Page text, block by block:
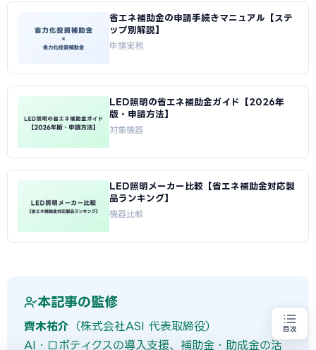
省エネ補助金の申請手続きマニュアル【ステ
ップ別解説】
申請実務
LED照明の省エネ補助金ガイド【2026年
版・申請方法】
対象機器
LED照明メーカー比較【省エネ補助金対応製
品ランキング】
機器比較
本記事の監修
齊木祐介 （株式会社ASI 代表取締役）
AI・ロボティクスの導入支援、補助金・助成金の活
目次
専門家に無料相談する お近くの専門家を探す